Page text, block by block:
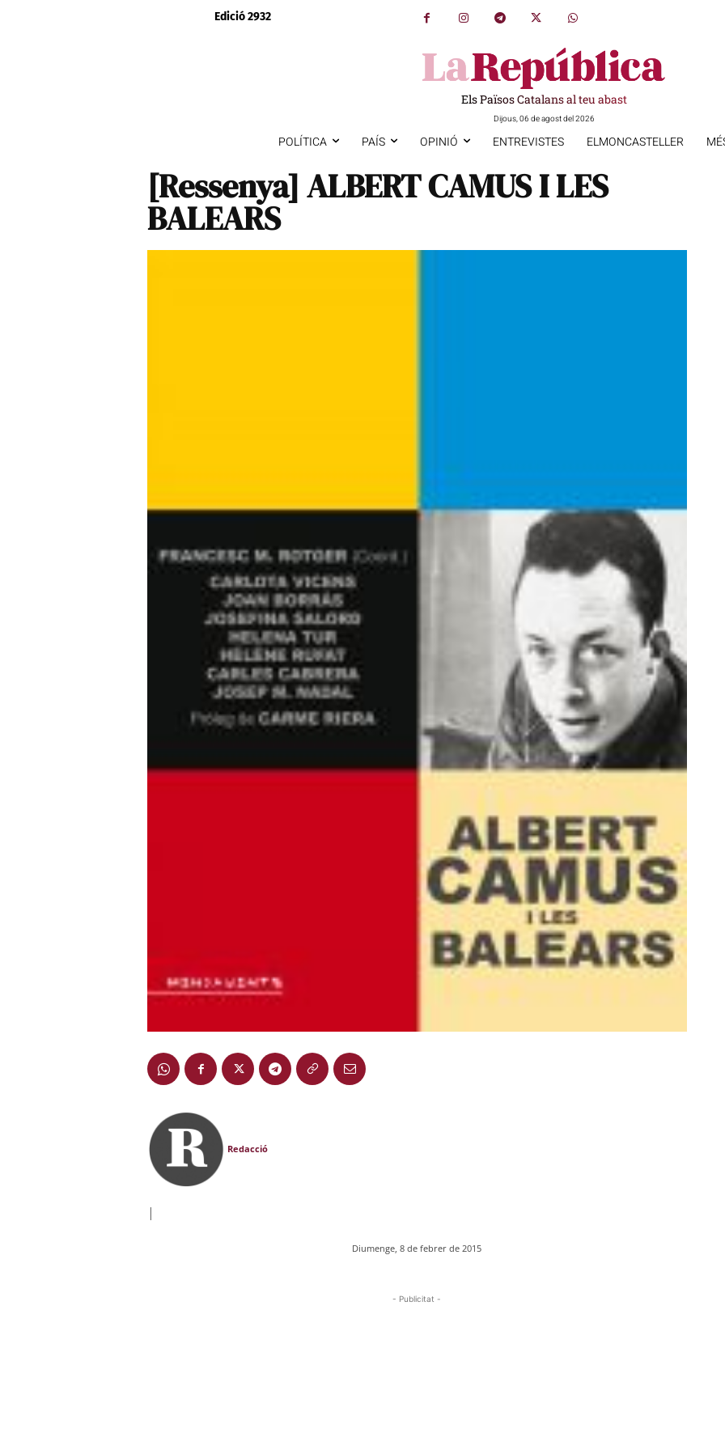
Edició 2932
Els Països Catalans al teu abast
Dijous, 06 de agost del 2026
POLÍTICA PAÍS OPINIÓ ENTREVISTES ELMONCASTELLER
[Ressenya] ALBERT CAMUS I LES
BALEARS
Redacció
|
Diumenge, 8 de febrer de 2015
- Publicitat -